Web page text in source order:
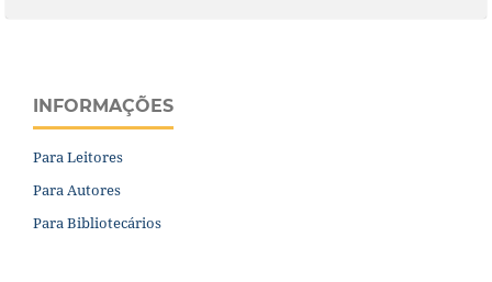
INFORMAÇÕES
Para Leitores
Para Autores
Para Bibliotecários